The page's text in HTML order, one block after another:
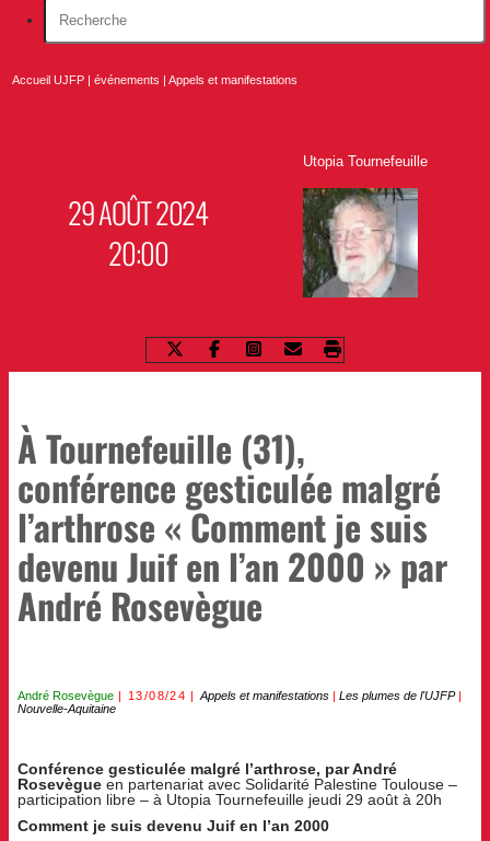
Accueil UJFP |événements |Appels et manifestations
29 AOÛT 2024
20:00
Utopia Tournefeuille
À Tournefeuille (31),
conférence gesticulée malgré
l’arthrose « Comment je suis
devenu Juif en l’an 2000 » par
André Rosevègue
André Rosevègue 13/08/24 Appels et manifestations |Les plumes de l'UJFP|
Nouvelle-Aquitaine
Conférence gesticulée malgré l’arthrose, par André
Rosevègue en partenariat avec Solidarité Palestine Toulouse –
participation libre – à Utopia Tournefeuille jeudi 29 août à 20h
Comment je suis devenu Juif en l’an 2000